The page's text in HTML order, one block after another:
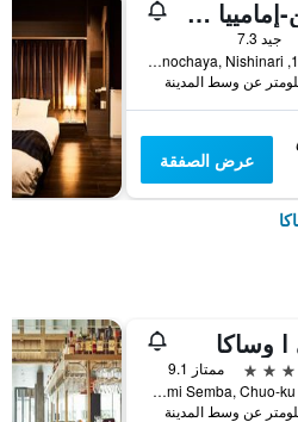
شين-إمامييا هوتل
جيد 7.3
1-2-20, Haginochaya, Nishinari, أوساكا, اليابان
عرض الصفقة
وساكا
ممتاز 9.1
4-1-3 Minami Semba, Chuo-ku, أوساكا, اليابان